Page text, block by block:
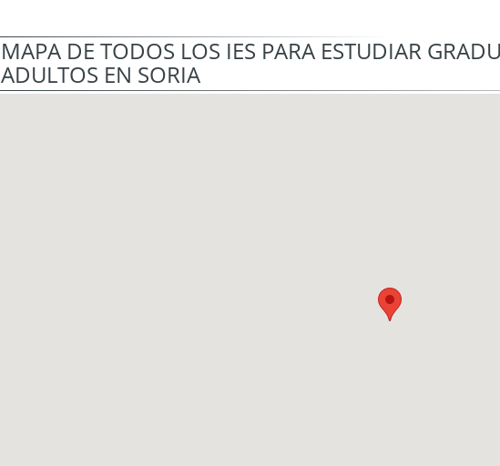
MAPA DE TODOS LOS IES PARA ESTUDIAR
ADULTOS EN SORIA